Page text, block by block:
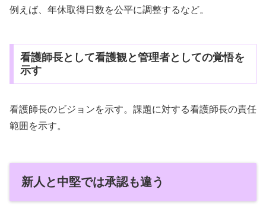
例えば、年休取得日数を公平に調整するなど。
看護師長として看護観と管理者としての覚悟を
示す
看護師長のビジョンを示す。課題に対する看護師長の責任
範囲を示す。
新人と中堅では承認も違う